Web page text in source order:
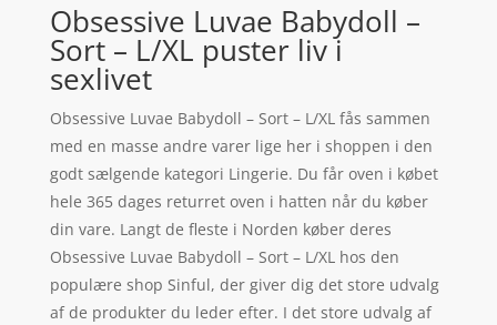
Obsessive Luvae Babydoll –
Sort – L/XL puster liv i
sexlivet
Obsessive Luvae Babydoll – Sort – L/XL fås sammen
med en masse andre varer lige her i shoppen i den
godt sælgende kategori Lingerie. Du får oven i købet
hele 365 dages returret oven i hatten når du køber
din vare. Langt de fleste i Norden køber deres
Obsessive Luvae Babydoll – Sort – L/XL hos den
populære shop Sinful, der giver dig det store udvalg
af de produkter du leder efter. I det store udvalg af